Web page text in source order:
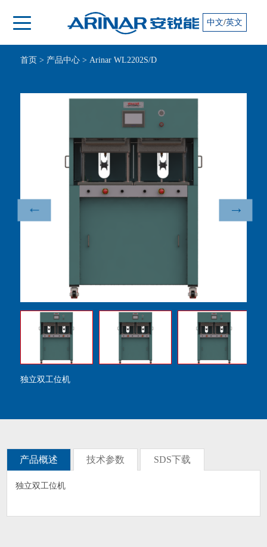
中文/英文
首页 > 产品中心> Arinar WL2202S/D
↑ ↓
独立双工位机
产品概述 技术参数 SDS下载
独立双工位机